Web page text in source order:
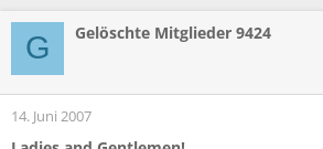
l
l
l
G Gelöschte Mitglieder 9424
14. Juni 2007